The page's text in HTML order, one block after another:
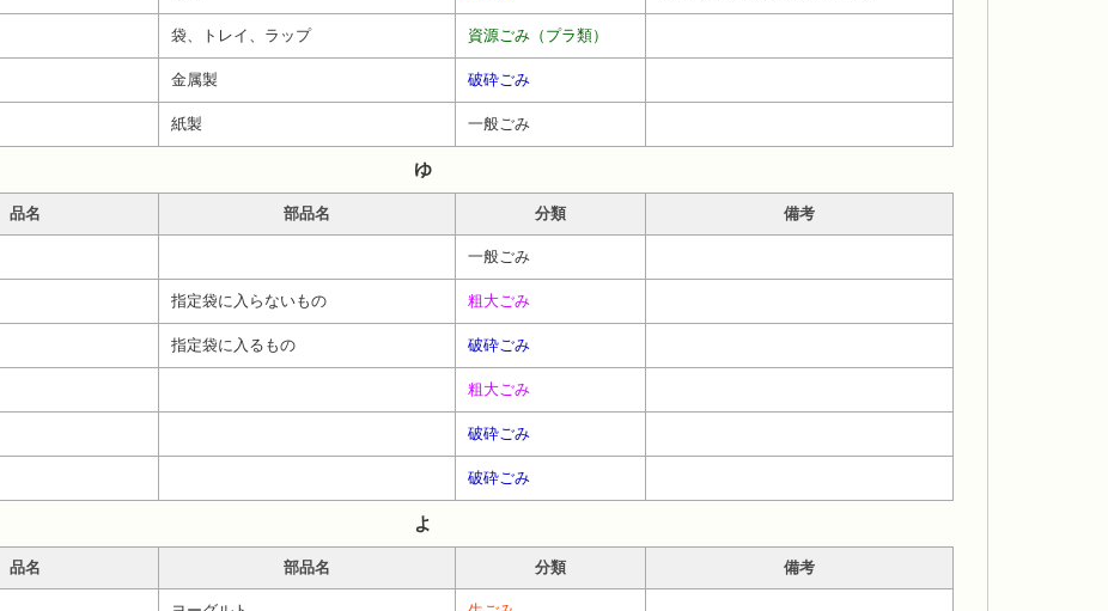
袋、トレイ、ラップ 資源ごみ（プラ類）
金属製 破砕ごみ
紙製 一般ごみ
ゆ
品名 部品名 分類 備考
一般ごみ
指定袋に入らないもの 粗大ごみ
指定袋に入るもの 破砕ごみ
粗大ごみ
破砕ごみ
破砕ごみ
よ
品名 部品名 分類 備考